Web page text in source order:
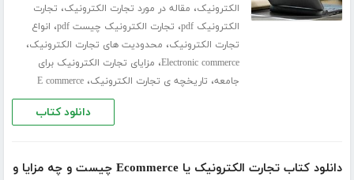
الکترونیک، مقاله در مورد تجارت الکترونیک، تجارت
الکترونیک pdf
، تجارت الکترونیک چیست pdf ، انواع
تجارت الکترونیک، محدودیت های تجارت الکترونیک،
Electronic commerce، مزایای تجارت الکترونیک برای
جامعه، تاریخچه ی تجارت الکترونیک،E commerce
دانلود کتاب
دانلود کتاب تجارت الکترونیک یا Ecommerce چیست و چه مزایا و